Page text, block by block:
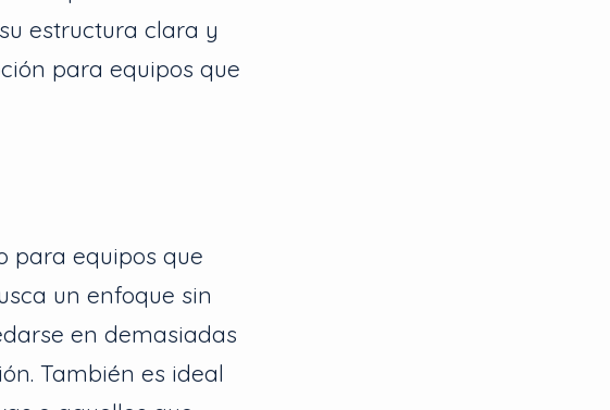
estructura clara y
para equipos que
para equipos que
un enfoque sin
en demasiadas
También es ideal